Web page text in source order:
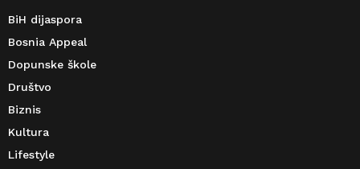
BiH dijaspora
Bosnia Appeal
Dopunske škole
Društvo
Biznis
Kultura
Lifestyle